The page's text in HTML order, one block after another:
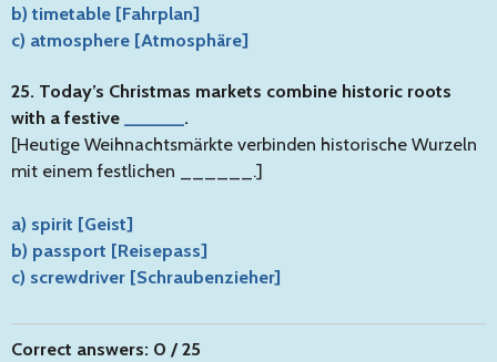
b) timetable [Fahrplan]
c) atmosphere [Atmosphäre]
25. Today’s Christmas markets combine historic roots
with a festive
.
[Heutige Weihnachtsmärkte verbinden historische Wurzeln
mit einem festlichen ______.]
a) spirit [Geist]
b) passport [Reisepass]
c) screwdriver [Schraubenzieher]
Correct answers: 0 / 25